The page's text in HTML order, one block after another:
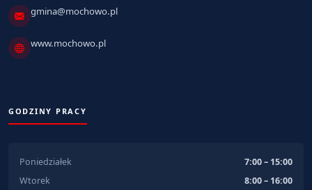
gmina@mochowo.pl
www.mochowo.pl
GODZINY PRACY
Poniedziałek
7:00 – 15:00
Wtorek
8:00 – 16:00